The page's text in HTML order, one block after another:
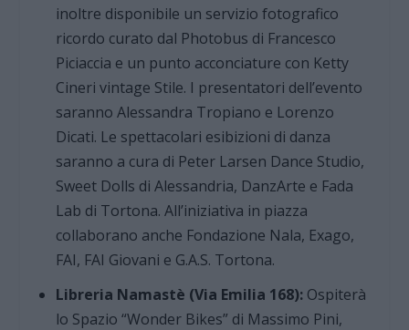
inoltre disponibile un servizio fotografico
ricordo curato dal Photobus di Francesco
Piciaccia e un punto acconciature con Ketty
Cineri vintage Stile. I presentatori dell’evento
saranno Alessandra Tropiano e Lorenzo
Dicati. Le spettacolari esibizioni di danza
saranno a cura di Peter Larsen Dance Studio,
Sweet Dolls di Alessandria, DanzArte e Fada
Lab di Tortona. All’iniziativa in piazza
collaborano anche Fondazione Nala, Exago,
FAI, FAI Giovani e G.A.S. Tortona.
Libreria Namastè (Via Emilia 168):Ospiterà
lo Spazio “Wonder Bikes” di Massimo Pini,